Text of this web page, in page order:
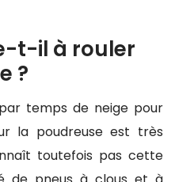
t-il à rouler
?
temps de neige pour
la poudreuse est très
toutefois pas cette